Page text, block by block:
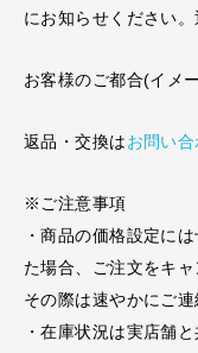
にお知らせください
お客様のご都合(イメ
返品・交換はお問い
※ご注意事項
・商品の価格設定に
た場合、ご注文をキ
その際は速やかにご
・在庫状況は実店舗